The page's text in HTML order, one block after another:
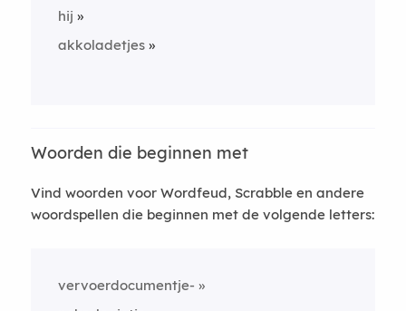
hij
akkoladetjes
Woorden die beginnen met
Vind woorden voor Wordfeud, Scrabble en andere
woordspellen die beginnen met de volgende letters:
vervoerdocumentje-